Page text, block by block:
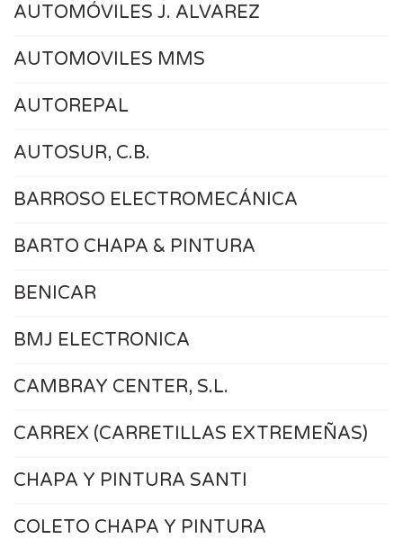
AUTOMÓVILES J. ALVAREZ
AUTOMOVILES MMS
AUTOREPAL
AUTOSUR, C.B.
BARROSO ELECTROMECÁNICA
BARTO CHAPA & PINTURA
BENICAR
BMJ ELECTRONICA
CAMBRAY CENTER, S.L.
CARREX (CARRETILLAS EXTREMEÑAS)
CHAPA Y PINTURA SANTI
COLETO CHAPA Y PINTURA